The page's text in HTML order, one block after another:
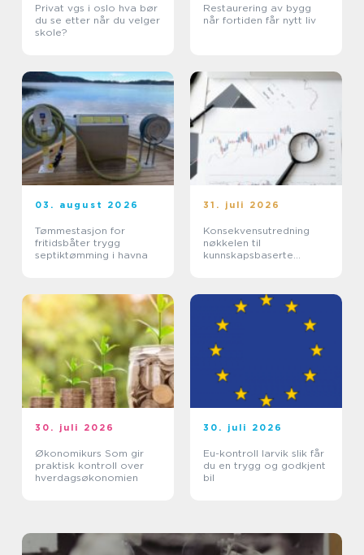
Privat vgs i oslo hva bør
du se etter når du velger
skole?
Restaurering av bygg
når fortiden får nytt liv
03. august 2026
Tømmestasjon for
fritidsbåter trygg
septiktømming i havna
31. juli 2026
Konsekvensutredning
nøkkelen til
kunnskapsbaserte
30. juli 2026
Økonomikurs Som gir
praktisk kontroll over
hverdagsøkonomien
30. juli 2026
Eu-kontroll larvik slik får
du en trygg og godkjent
bil